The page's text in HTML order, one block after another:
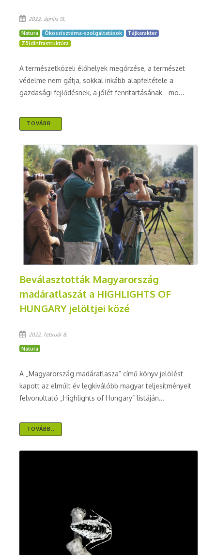
2022. április 13.
Natura Ökoszisztéma-szolgáltatások
Tájkarakter
Zöldinfrastruktúra
A természetközeli élőhelyek megőrzése, a természet
védelme nem gátja, sokkal inkább alapfeltétele a
gazdasági fejlődésnek, a jólét fenntartásának - mo...
TOVÁBB..
Beválasztották Magyarország
madáratlaszát a HIGHLIGHTS OF
HUNGARY jelöltjei közé
2022. február 8.
Natura
A „Magyarország madáratlasza” című könyv jelölést
kapott az elmúlt év legkiválóbb magyar teljesítményeit
felvonultató „Highlights of Hungary” listáján...
TOVÁBB..